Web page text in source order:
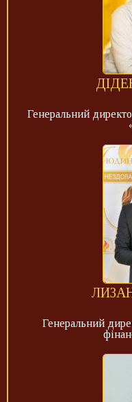
Генеральний
Генеральний